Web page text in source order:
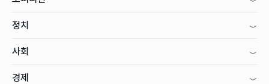
정치
사회
경제